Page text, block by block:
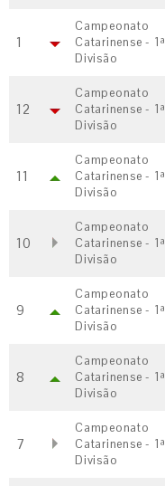
1
Campeonato
Catarinense - 1ª
Divisão
12
Campeonato
Catarinense - 1ª
Divisão
11
Campeonato
Catarinense - 1ª
Divisão
10
Campeonato
Catarinense - 1ª
Divisão
9
Campeonato
Catarinense - 1ª
Divisão
8
Campeonato
Catarinense - 1ª
Divisão
7
Campeonato
Catarinense - 1ª
Divisão